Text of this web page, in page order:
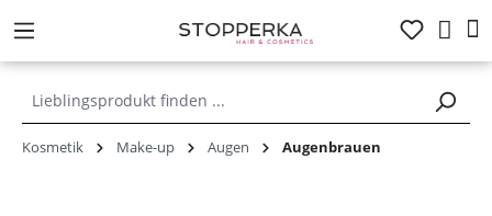
springen
Kosmetik Make-up Augen Augenbrauen